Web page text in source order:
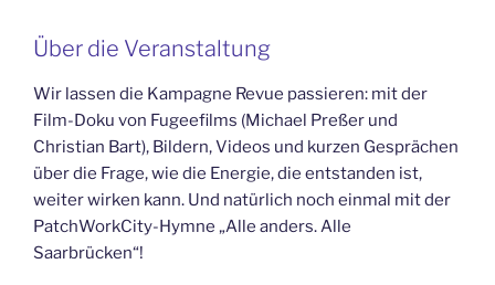
Über die Veranstaltung
Wir lassen die Kampagne Revue passieren: mit der
Film-Doku von Fugeefilms (Michael Preßer und
Christian Bart), Bildern, Videos und kurzen Gesprächen
über die Frage, wie die Energie, die entstanden ist,
weiter wirken kann. Und natürlich noch einmal mit der
PatchWorkCity-Hymne „Alle anders. Alle
Saarbrücken“!